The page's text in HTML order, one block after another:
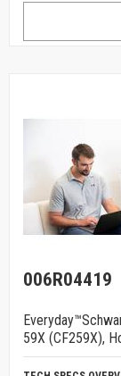
006R04419
59X (CF259X),